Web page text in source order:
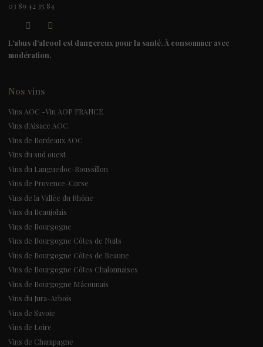
03 89 42 35 84
L'abus d'alcool est dangereux pour la santé. À consommer avec
modération.
Nos vins
Vins AOC -Vin AOP FRANCE
Vins d'Alsace AOC
Vins de Bordeaux AOC
Vins du sud ouest
Vins du Languedoc-Roussillon
Vins de Provence-Corse
Vins de la Vallée du Rhône
Vins du Beaujolais
Vins de Bourgogne
Vins de Bourgogne Côtes de Nuits
Vins de Bourgogne Côtes de Beaune
Vins de Bourgogne Côtes Chalonnaises
Vins de Bourgogne Mâconnais
Vins du Jura-Arbois
Vins de Savoie
Vins de Loire
Vins de Champagne